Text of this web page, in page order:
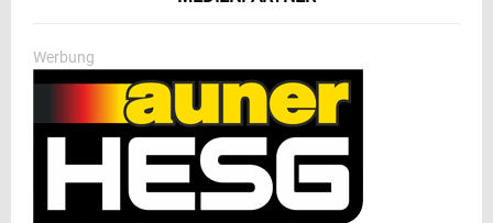
Werbung